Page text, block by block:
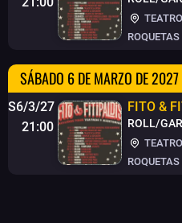
SÁBADO 6 DE MARZO DE 2027
S6/3/27
21:00
FITO &
ROLL/